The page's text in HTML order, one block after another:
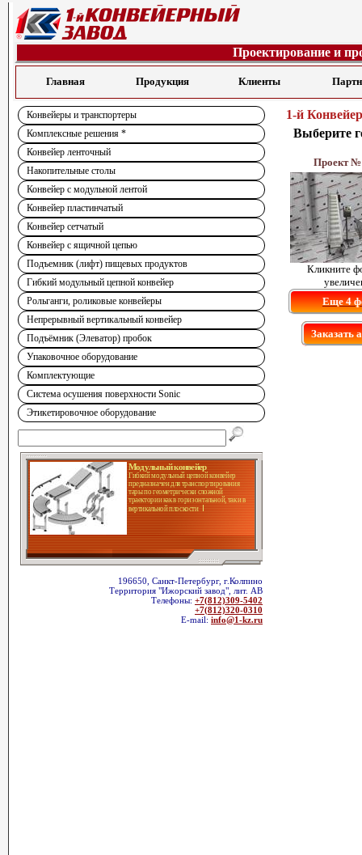
Проектирование и
Главная Продукция Клиенты
Конвейеры и транспортеры
Комплексные решения *
Конвейер ленточный
Накопительные столы
Конвейер с модульной лентой
Конвейер пластинчатый
Конвейер сетчатый
Конвейер с ящичной цепью
Подъемник (лифт) пищевых продуктов
Гибкий модульный цепной конвейер
Рольганги, роликовые конвейеры
Непрерывный вертикальный конвейер
Подъёмник (Элеватор) пробок
Упаковочное оборудование
Комплектующие
Система осушения поверхности Sonic
Этикетировочное оборудование
Модульный конвейер
Гибкий модульный цепной конвейер
предназначен для транспортирования
тары по геометрически сложной
траектории как в горизонтальной, так и в
вертикальной плоскости
196650, Санкт-Петербург, г.Колпино
Территория "Ижорский завод", лит. АВ
Телефоны: +7(812)309-5402
+7(812)320-0310
E-mail: info@1-kz.ru
1-й
Выберите
Проект №
Кликните
Еще 4
Заказать